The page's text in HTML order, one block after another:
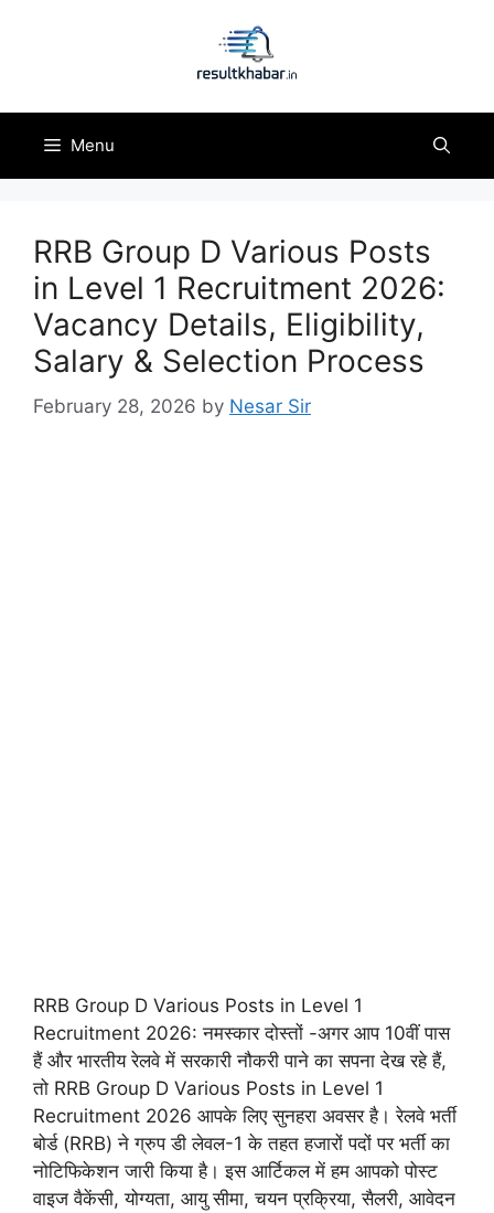
Menu
RRB Group D Various Posts
in Level 1 Recruitment 2026:
Vacancy Details, Eligibility,
Salary & Selection Process
February 28, 2026 by Nesar Sir
RRB Group D Various Posts in Level 1
Recruitment 2026: नमस्कार दोस्तों -अगर आप 10वीं पास
हैं और भारतीय रेलवे में सरकारी नौकरी पाने का सपना देख रहे हैं,
तो RRB Group D Various Posts in Level 1
Recruitment 2026 आपके लिए सुनहरा अवसर है। रेलवे भर्ती
बोर्ड (RRB) ने ग्रुप डी लेवल-1 के तहत हजारों पदों पर भर्ती का
नोटिफिकेशन जारी किया है। इस आर्टिकल में हम आपको पोस्ट
वाइज वैकेंसी, योग्यता, आयु सीमा, चयन प्रक्रिया, सैलरी, आवेदन